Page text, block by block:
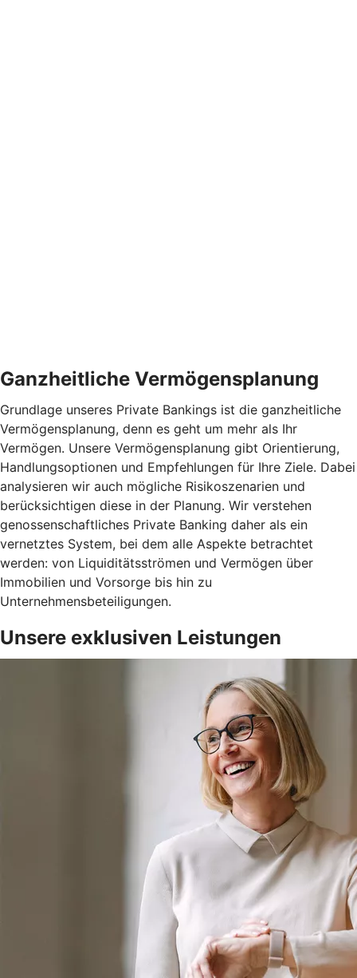
Ganzheitliche Vermögensplanung
Grundlage unseres Private Bankings ist die ganzheitliche
Vermögensplanung, denn es geht um mehr als Ihr
Vermögen. Unsere Vermögensplanung gibt Orientierung,
Handlungsoptionen und Empfehlungen für Ihre Ziele. Dabei
analysieren wir auch mögliche Risikoszenarien und
berücksichtigen diese in der Planung. Wir verstehen
genossenschaftliches Private Banking daher als ein
vernetztes System, bei dem alle Aspekte betrachtet
werden: von Liquiditätsströmen und Vermögen über
Immobilien und Vorsorge bis hin zu
Unternehmensbeteiligungen.
Unsere exklusiven Leistungen